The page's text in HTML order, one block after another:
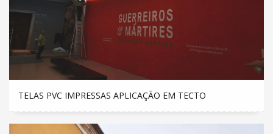
TELAS PVC IMPRESSAS APLICAÇÃO EM TECTO